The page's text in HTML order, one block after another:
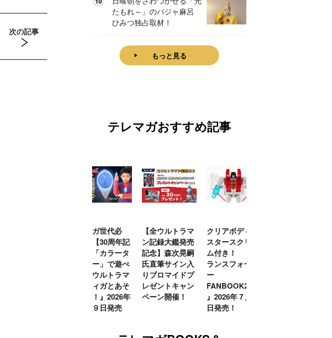
次の記事
たもれ～」のパジャ麻呂
ひみつ独占取材！
もっと見る
テレマガおすすめ記事
ティガ世代必
見！【30周年記
念】「カラータ
イマー」で遊べ
る『ウルトラマ
ンティガとあそ
ぼう！』2026年
７月９日発売
【全ウルトラマ
ン記録大鑑発売
記念】森次晃嗣
氏直筆サイン入
りブロマイドプ
レゼントキャン
ペーン開催！
クリアボディの
スタースクリー
ム付き！ 『ト
ランスフォーマ
ー
FANBOOK2026
』2026年７月31
日発売！